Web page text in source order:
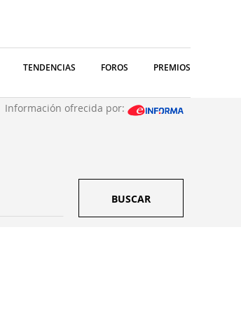
TENDENCIAS FOROS PREMIOS
Información ofrecida por:
BUSCAR